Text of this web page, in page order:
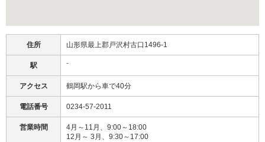
住所 山形県最上郡戸沢村古口1496-1
駅 ⁻
アクセス 鶴岡駅から車で40分
電話番号 0234-57-2011
営業時間
4月～11月、9:00～18:00
12月～ 3月、9:30～17:00